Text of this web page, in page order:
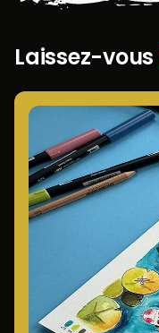
Laissez-vous